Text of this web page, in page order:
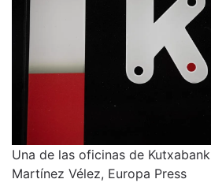
Una de las oficinas de
Martínez Vélez, Europa Press